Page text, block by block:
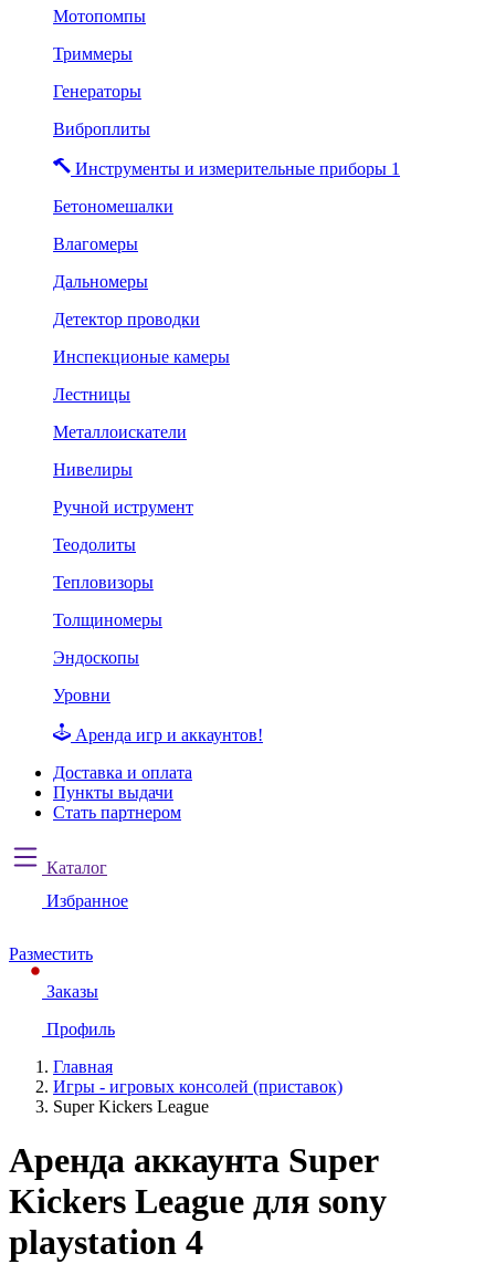
Мотопомпы
Триммеры
Генераторы
Виброплиты
Инструменты и измерительные приборы 1
Бетономешалки
Влагомеры
Дальномеры
Детектор проводки
Инспекционые камеры
Лестницы
Металлоискатели
Нивелиры
Ручной иструмент
Теодолиты
Тепловизоры
Толщиномеры
Эндоскопы
Уровни
Аренда игр и аккаунтов!
Доставка и оплата
Пункты выдачи
Стать партнером
Каталог
Избранное
Разместить
Заказы
Профиль
Главная
Игры - игровых консолей (приставок)
Super Kickers League
Аренда аккаунта Super
Kickers League для sony
playstation 4